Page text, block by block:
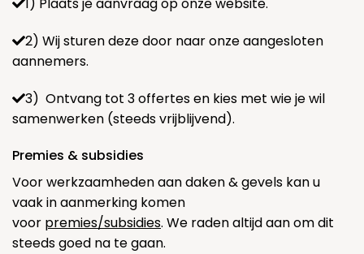
2) Wij sturen deze door naar onze aangesloten
aannemers.
3) Ontvang tot 3 offertes en kies met wie je wil
samenwerken (steeds vrijblijvend).
Premies & subsidies
Voor werkzaamheden aan daken & gevels kan u
vaak in aanmerking komen
voor premies/subsidies. We raden altijd aan om dit
steeds goed na te gaan.